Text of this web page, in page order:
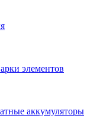
элементов
аккумуляторы